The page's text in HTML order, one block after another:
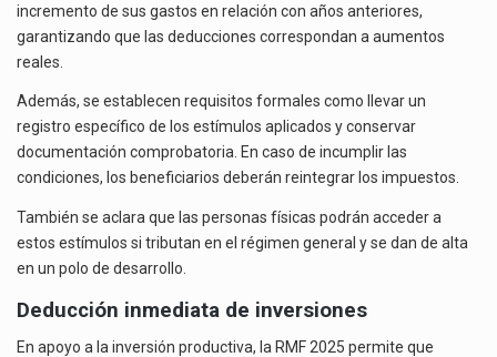
incremento de sus gastos en relación con años anteriores,
garantizando que las deducciones correspondan a aumentos
reales.
Además, se establecen requisitos formales como llevar un
registro específico de los estímulos aplicados y conservar
documentación comprobatoria. En caso de incumplir las
condiciones, los beneficiarios deberán reintegrar los impuestos.
También se aclara que las personas físicas podrán acceder a
estos estímulos si tributan en el régimen general y se dan de alta
en un polo de desarrollo.
Deducción inmediata de inversiones
En apoyo a la inversión productiva, la RMF 2025 permite que